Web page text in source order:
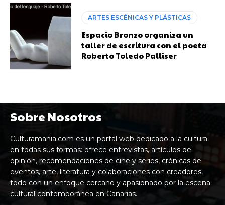
ARTES ESCÉNICAS Y PLÁSTICAS
Espacio Bronzo organiza un
taller de escritura con el poeta
Roberto Toledo Palliser
Sobre Nosotros
Culturamania.com es un portal web dedicado a la cultura
en todas sus formas: ofrece entrevistas, artículos de
opinión, recomendaciones de cine y series, crónicas de
eventos, arte, literatura y colaboraciones con creadores,
todo con un enfoque cercano y apasionado por la escena
cultural contemporánea en Canarias.